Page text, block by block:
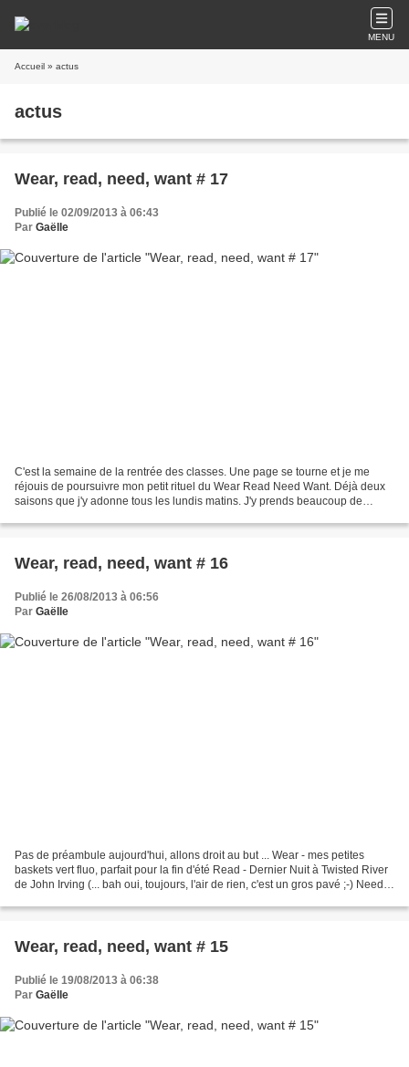
MENU
Accueil » actus
actus
Wear, read, need, want # 17
Publié le 02/09/2013 à 06:43
Par Gaëlle
C'est la semaine de la rentrée des classes. Une page se tourne et je me
réjouis de poursuivre mon petit rituel du Wear Read Need Want. Déjà deux
saisons que j'y adonne tous les lundis matins. J'y prends beaucoup de
Wear, read, need, want # 16
Publié le 26/08/2013 à 06:56
Par Gaëlle
Pas de préambule aujourd'hui, allons droit au but ... Wear - mes petites
baskets vert fluo, parfait pour la fin d'été Read - Dernier Nuit à Twisted River
de John Irving (... bah oui, toujours, l'air de rien, c'est un gros pavé ;-) Need -
Wear, read, need, want # 15
Publié le 19/08/2013 à 06:38
Par Gaëlle